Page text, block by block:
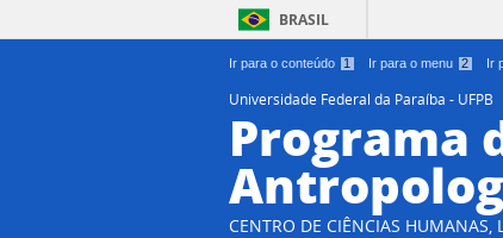
Ir para o conteúdo 1 Ir para o menu 2 Ir
BRASIL
Universidade Federal da Paraíba - UFPB
Programa
CENTRO DE CIÊNCIAS HUMANAS,